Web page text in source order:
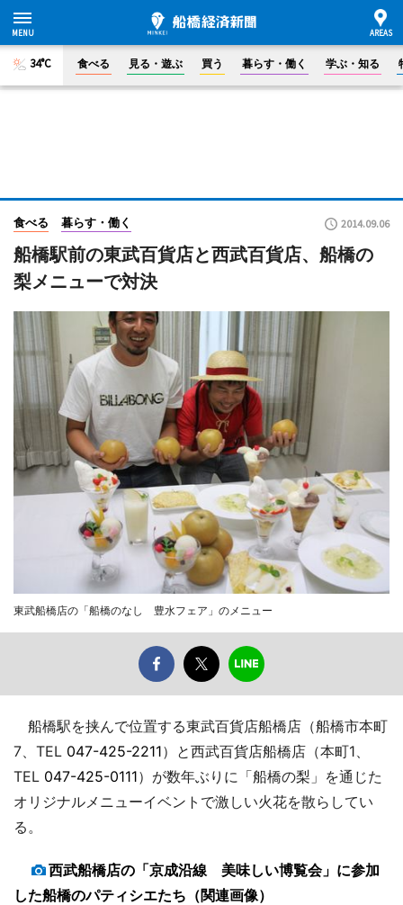
34°C 食べる 見る・遊ぶ 買う 暮らす・働く 学ぶ・知る
食べる 暮らす・働く 2014.09.06
船橋駅前の東武百貨店と西武百貨店、船橋の
梨メニューで対決
東武船橋店の「船橋のなし 豊水フェア」のメニュー
船橋駅を挟んで位置する東武百貨店船橋店（船橋市本町
7、TEL 047-425-2211）と西武百貨店船橋店（本町1、
TEL 047-425-0111）が数年ぶりに「船橋の梨」を通じた
オリジナルメニューイベントで激しい火花を散らしてい
る。
西武船橋店の「京成沿線 美味しい博覧会」に参加
した船橋のパティシエたち（関連画像）